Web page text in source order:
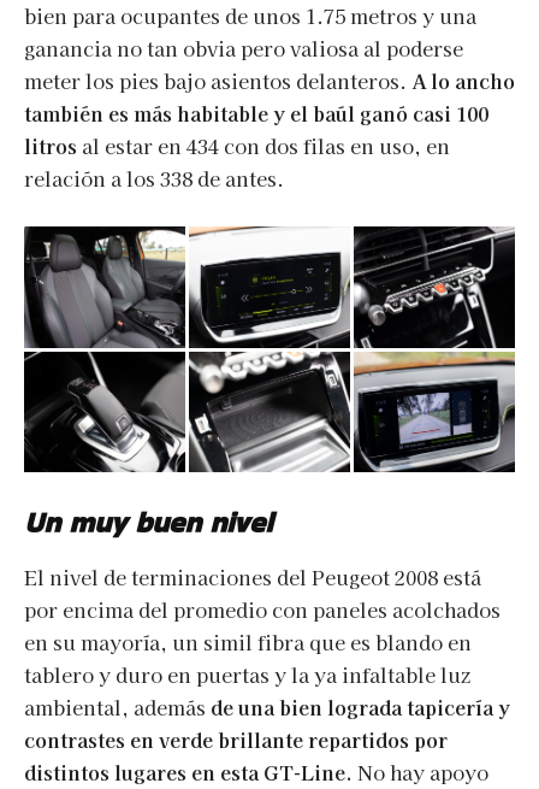
bien para ocupantes de unos 1.75 metros y una
ganancia no tan obvia pero valiosa al poderse
meter los pies bajo asientos delanteros. A lo ancho
también es más habitable y el baúl ganó casi 100
litros al estar en 434 con dos filas en uso, en
relación a los 338 de antes.
Un muy buen nivel
El nivel de terminaciones del Peugeot 2008 está
por encima del promedio con paneles acolchados
en su mayoría, un simil fibra que es blando en
tablero y duro en puertas y la ya infaltable luz
ambiental, además de una bien lograda tapicería y
contrastes en verde brillante repartidos por
distintos lugares en esta GT-Line. No hay apoyo